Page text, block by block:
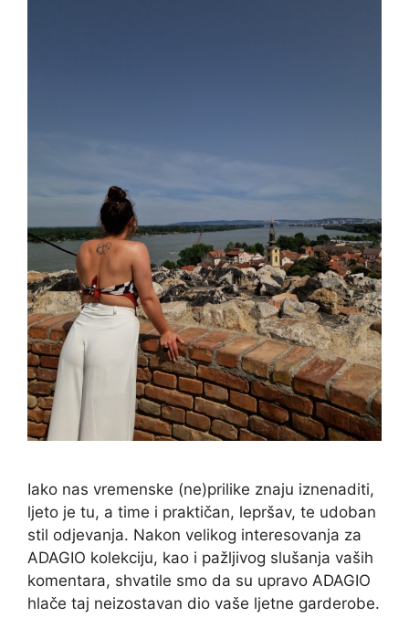
Iako nas vremenske (ne)prilike znaju iznenaditi,
ljeto je tu, a time i praktičan, lepršav, te udoban
stil odjevanja. Nakon velikog interesovanja za
ADAGIO kolekciju, kao i pažljivog slušanja vaših
komentara, shvatile smo da su upravo ADAGIO
hlače taj neizostavan dio vaše ljetne garderobe.